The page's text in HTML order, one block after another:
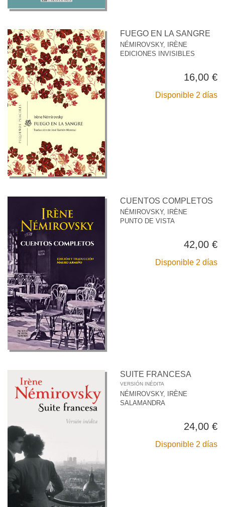
FUEGO EN LA SANGRE
NÉMIROVSKY, IRÈNE
EDICIONES INVISIBLES
16,00 €
Disponible 2 días
CUENTOS COMPLETOS
NÉMIROVSKY, IRÈNE
PUNTO DE VISTA
42,00 €
Disponible 2 días
SUITE FRANCESA
VERSIÓN INÉDITA
NÉMIROVSKY, IRÈNE
SALAMANDRA
24,00 €
Disponible 2 días